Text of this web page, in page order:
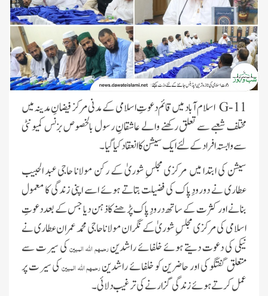
G-11اسلام آباد میں قائم دعوتِ اسلامی کے مدنی مرکز فیضانِ مدینہ میں
مختلف شعبے سے تعلق رکھنے والے عاشقانِ رسول بالخصوص بزنس کمیونٹی
سے وابستہ افراد کے لئے ایک سیشن کا انعقاد کیا گیا۔
سیشن کی ابتدا میں مرکزی مجلسِ شوریٰ کے رکن مولانا حاجی عبد الحبیب
عطاری نے دورودِ پاک کی فضیلت بتاتے ہوئے اسے اپنی زندگی کا معمول
بنانے اور کثرت کے ساتھ درودِ پاک پڑھنے کا ذہن دیا جس کے بعددعوتِ
اسلامی کی مرکزی مجلسِ شوریٰ کے نگران مولانا حاجی محمد عمران عطاری نے
نیکی کی دعوت دیتے ہوئے خلفائے راشدینرحمہم اللہ المبینکی سیرت سے
متعلق گفتگو کی اور حاضرین کو خلفائے راشدینرحمہم اللہ المبینکی سیرت پر
عمل کرتے ہوئے زندگی گزارنے کی ترغیب دلائی۔